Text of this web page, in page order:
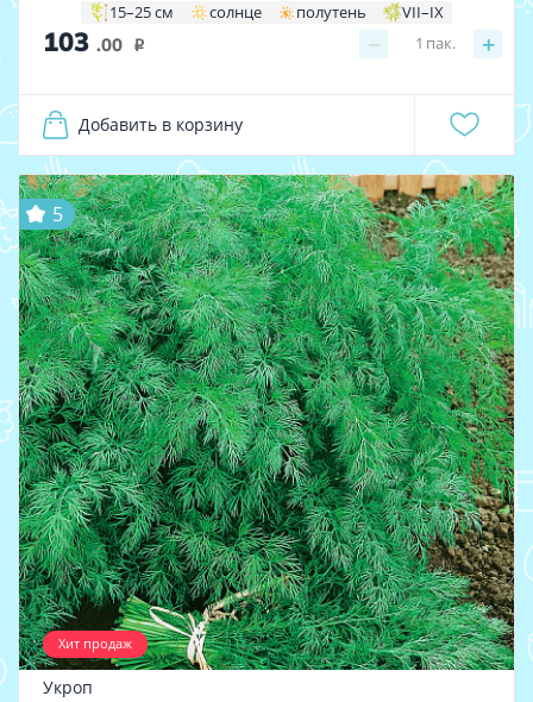
15–25 см солнце полутень VII–IX
103 .00 i − +
1 пак.
Добавить в корзину
Хит продаж
5
Укроп